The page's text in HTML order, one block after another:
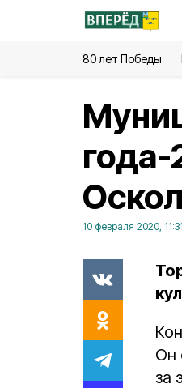
80 лет Победы
10 февраля 2020, 11:31
Он
за